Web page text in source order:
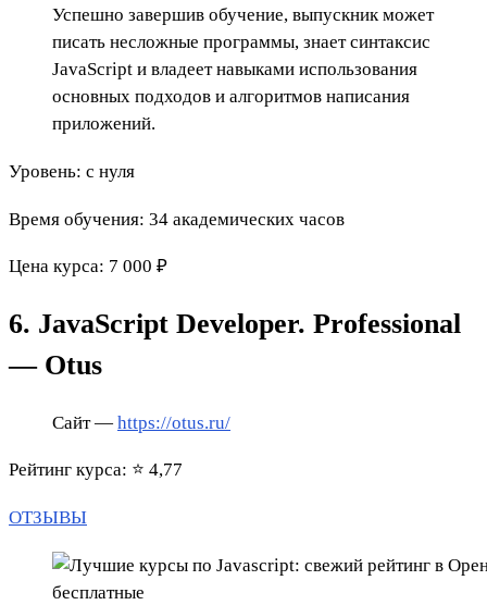
Успешно завершив обучение, выпускник может
писать несложные программы, знает синтаксис
JavaScript и владеет навыками использования
основных подходов и алгоритмов написания
приложений.
Уровень: с нуля
Время обучения: 34 академических часов
Цена курса: 7 000 ₽
6. JavaScript Developer. Professional
— Otus
Сайт — https://otus.ru/
Рейтинг курса: ⭐ 4,77
ОТЗЫВЫ